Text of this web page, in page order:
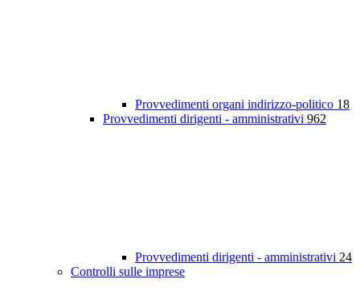
Provvedimenti organi indirizzo-politico 18
Provvedimenti dirigenti - amministrativi 962
Provvedimenti dirigenti - amministrativi 24
Controlli sulle imprese